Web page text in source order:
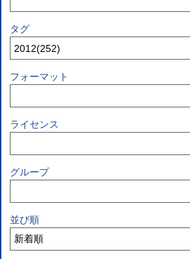
タグ
フォーマット
ライセンス
グループ
並び順